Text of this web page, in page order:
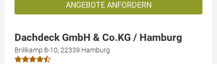
ANGEBOTE ANFORDERN
Dachdeck GmbH & Co.KG / Hamburg
Brillkamp 8-10, 22339 Hamburg